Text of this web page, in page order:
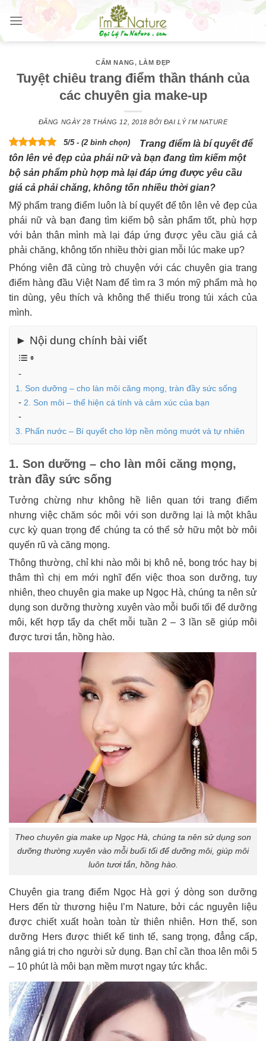
Skip
content
CẨM NANG, LÀM ĐẸP
Tuyệt chiêu trang điểm thần thánh của
các chuyên gia make-up
ĐĂNG NGÀY28 THÁNG 12, 2018 BỞI ĐẠI LÝ I'M NATURE
5/5 - (2 bình chọn)
Trang điểm là bí quyết để
tôn lên vẻ đẹp của phái nữ và bạn đang tìm kiếm một
bộ sản phẩm phù hợp mà lại đáp ứng được yêu cầu
giá cả phải chăng, không tốn nhiều thời gian?
Mỹ phẩm trang điểm luôn là bí quyết để tôn lên vẻ đẹp của
phái nữ và bạn đang tìm kiếm bộ sản phẩm tốt, phù hợp
với bản thân mình mà lại đáp ứng được yêu cầu giá cả
phải chăng, không tốn nhiều thời gian mỗi lúc make up?
Phóng viên đã cùng trò chuyện với các chuyên gia trang
điểm hàng đầu Việt Nam để tìm ra 3 món mỹ phẩm mà họ
tin dùng, yêu thích và không thể thiếu trong túi xách của
mình.
► Nội dung chính bài viết
1. Son dưỡng – cho làn môi căng mọng, tràn đầy sức sống
2. Son môi – thể hiện cá tính và cảm xúc của bạn
3. Phấn nước – Bí quyết cho lớp nền mỏng mướt và tự nhiên
1. Son dưỡng – cho làn môi căng mọng,
tràn đầy sức sống
Tưởng chừng như không hề liên quan tới trang điểm
nhưng việc chăm sóc môi với son dưỡng lại là một khâu
cực kỳ quan trọng để chúng ta có thể sở hữu một bờ môi
quyến rũ và căng mọng.
Thông thường, chỉ khi nào môi bị khô nẻ, bong tróc hay bị
thâm thì chị em mới nghĩ đến việc thoa son dưỡng, tuy
nhiên, theo chuyên gia make up Ngọc Hà, chúng ta nên sử
dụng son dưỡng thường xuyên vào mỗi buổi tối để dưỡng
môi, kết hợp tẩy da chết mỗi tuần 2 – 3 lần sẽ giúp môi
được tươi tắn, hồng hào.
Theo chuyên gia make up Ngọc Hà, chúng ta nên sử dụng son
dưỡng thường xuyên vào mỗi buổi tối để dưỡng môi, giúp môi
luôn tươi tắn, hồng hào.
Chuyên gia trang điểm Ngọc Hà gợi ý dòng son dưỡng
Hers đến từ thương hiệu I’m Nature, bởi các nguyên liệu
được chiết xuất hoàn toàn từ thiên nhiên. Hơn thế, son
dưỡng Hers được thiết kế tinh tế, sang trọng, đẳng cấp,
nâng giá trị cho người sử dụng. Bạn chỉ cần thoa lên môi 5
– 10 phút là môi bạn mềm mượt ngay tức khắc.